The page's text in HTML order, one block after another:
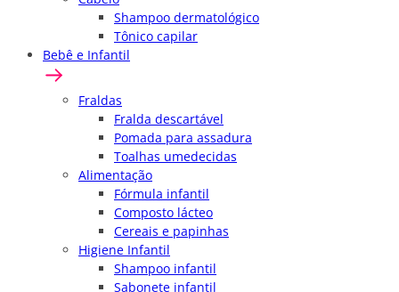
Shampoo dermatológico
Tônico capilar
Bebê e Infantil
Fraldas
Fralda descartável
Pomada para assadura
Toalhas umedecidas
Alimentação
Fórmula infantil
Composto lácteo
Cereais e papinhas
Higiene Infantil
Shampoo infantil
Sabonete infantil